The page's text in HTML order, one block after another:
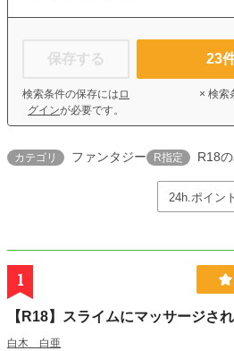
保存する
検索条件の保存には ロ
グインが必要です。
23
× 検索
カテゴリ ファンタジー R指定 R18
1
【R18】スライムにマッサージさ
白木 白亜